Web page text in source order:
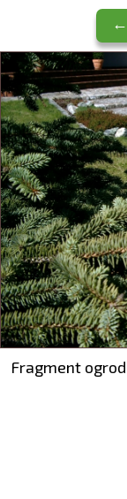
←
Fragment